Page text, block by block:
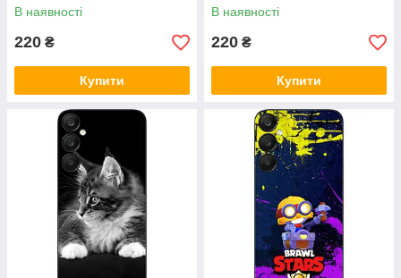
В наявності
220 ₴
Купити
В наявності
220 ₴
Купити